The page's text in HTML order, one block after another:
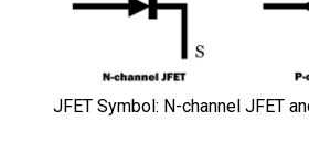
JFET Symbol: N-channel JFET